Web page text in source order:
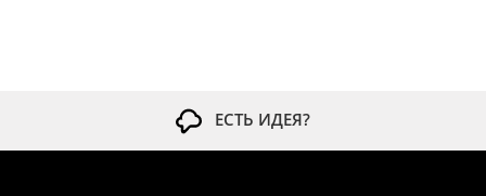
ЕСТЬ ИДЕЯ?